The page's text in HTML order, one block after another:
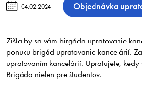
04.02.2024 Objednávka
Zišla by sa vám birgáda upratovanie
ponuku brigád upratovania kancelárií.
upratovaním kancelárií. Upratujete, kedy
Brigáda nielen pre študentov.